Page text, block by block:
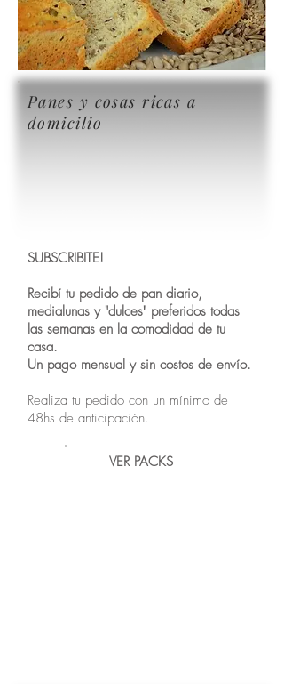
Panes y cosas ricas a
domicilio
SUBSCRIBITE!
Recibí tu pedido de pan diario,
medialunas y "dulces" preferidos todas
las semanas en la comodidad de tu
casa.
Un pago mensual y sin costos de envío.
Realiza tu pedido con un mínimo de
48hs de anticipación.
VER PACKS